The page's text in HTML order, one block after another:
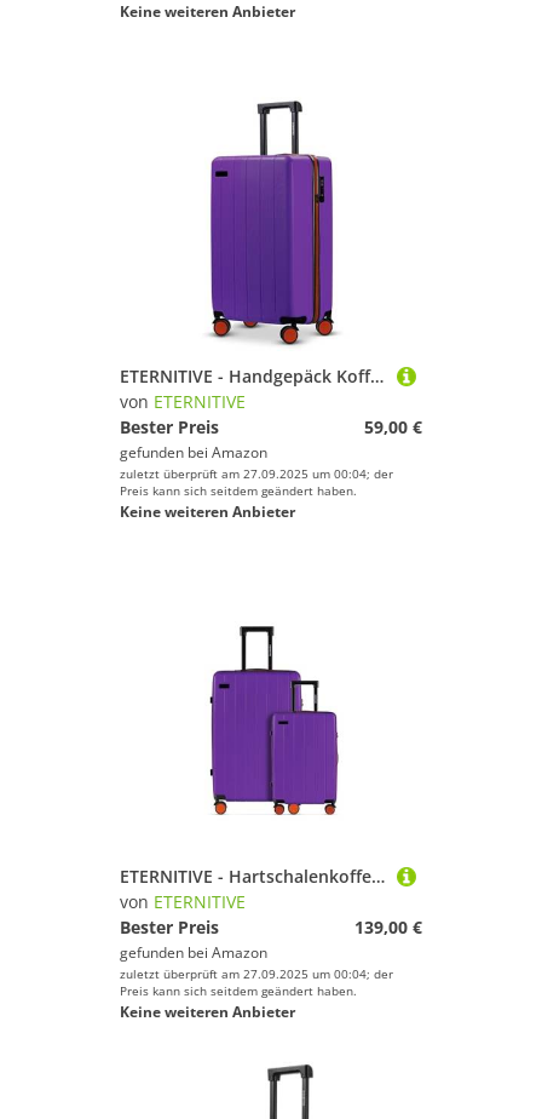
Keine weiteren Anbieter
ETERNITIVE - Handgepäck Koffer I Reisekoffer aus ABS I Größe: 55 x 35,5 x 23 cmI Koffer Leicht mit 4 Rollen 360° I Hartschalenkoffer mit TSA-Schloss I Gepäck 37L I Lila
von ETERNITIVE
Bester Preis
59,00 €
gefunden bei Amazon
zuletzt überprüft am 27.09.2025 um 00:04; der
Preis kann sich seitdem geändert haben.
Keine weiteren Anbieter
ETERNITIVE - Hartschalenkoffer Set - Klein und Groß I Rollkoffer aus ABS I Größe: 55 & 75,5 cm I Reisekoffer mit Rollen 360° und TSA-Schloss I Koffer Handgepäck 37L & 99L I Lila
von ETERNITIVE
Bester Preis
139,00 €
gefunden bei Amazon
zuletzt überprüft am 27.09.2025 um 00:04; der
Preis kann sich seitdem geändert haben.
Keine weiteren Anbieter